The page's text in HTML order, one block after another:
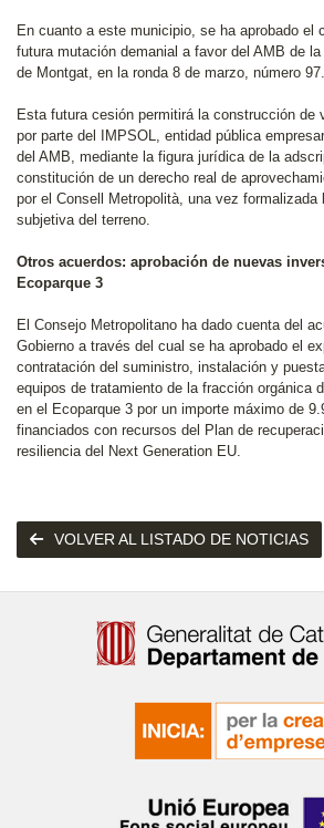
En cuanto a este municipio, se ha aprobado el
futura mutación demanial a favor del AMB de
de Montgat, en la ronda 8 de marzo, número 97.
Esta futura cesión permitirá la construcción de
por parte del IMPSOL, entidad pública
del AMB, mediante la figura jurídica de la
constitución de un derecho real de
por el Consell Metropolità, una vez formalizada
subjetiva del terreno.
Otros acuerdos: aprobación de nuevas
Ecoparque 3
El Consejo Metropolitano ha dado cuenta del
Gobierno a través del cual se ha aprobado el
contratación del suministro, instalación y
equipos de tratamiento de la fracción orgánica
en el Ecoparque 3 por un importe máximo de
financiados con recursos del Plan de
resiliencia del Next Generation EU.
VOLVER AL LISTADO DE NOTICIAS